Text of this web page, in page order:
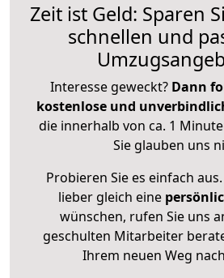
Zeit ist Geld: Sparen
schnellen und
Interesse geweckt? Dann
kostenlose und
die innerhalb von ca. 1
Sie glauben uns
Probieren Sie es einfach
lieber gleich eine
wünschen, rufen Sie uns
geschulten Mitarbeiter
Ihrem neuen Weg